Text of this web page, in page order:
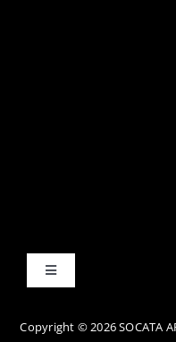
Toggle
Copyright © 2026 SOCATA